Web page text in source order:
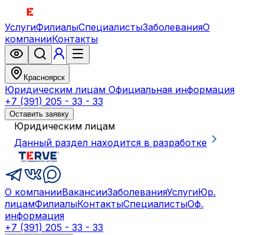
УслугиФилиалыСпециалистыЗаболеванияО
компанииКонтакты
Красноярск
Юридическим лицам Официальная информация
+7 (391) 205 - 33 - 33
Оставить заявку
Юридическим лицам
Данный раздел находится в разработке
О компанииВакансииЗаболеванияУслугиЮр.
лицамФилиалыКонтактыСпециалистыОф.
информация
+7 (391) 205 - 33 - 33